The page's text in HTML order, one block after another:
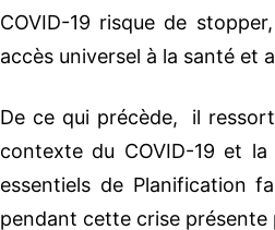
COVID-19 risque de
accès universel à la santé et
De ce qui précède, il
contexte du COVID-19 et
essentiels de Planification
pendant cette crise présente